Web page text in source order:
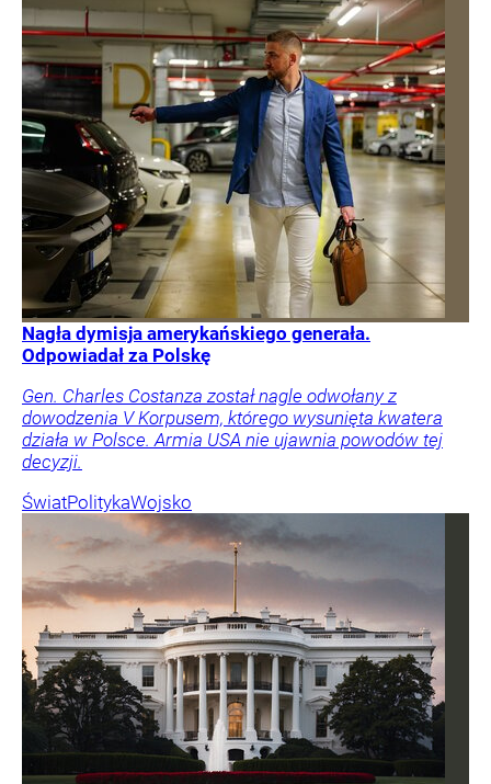
Nagła dymisja amerykańskiego generała.
Odpowiadał za Polskę
Gen. Charles Costanza został nagle odwołany z
dowodzenia V Korpusem, którego wysunięta kwatera
działa w Polsce. Armia USA nie ujawnia powodów tej
decyzji.
ŚwiatPolitykaWojsko